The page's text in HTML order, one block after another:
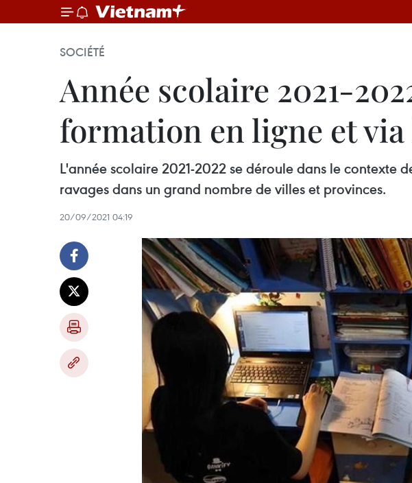
SOCIÉTÉ
Année scolaire 2021-
formation en ligne et
L'année scolaire 2021-2022 se déroule dans le contexte
ravages dans un grand nombre de villes et provinces.
20/09/2021 04:19